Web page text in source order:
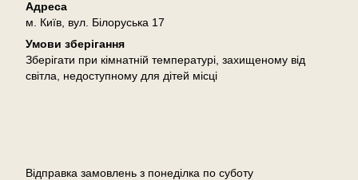
Адреса
м. Київ, вул. Білоруська 17
Умови зберігання
Зберігати при кімнатній температурі, захищеному від
світла, недоступному для дітей місці
Відправка замовлень з понеділка по суботу